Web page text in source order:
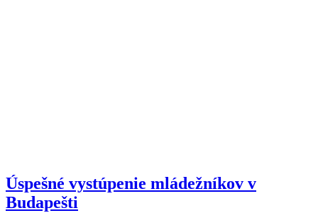
Úspešné vystúpenie mládežníkov v
Budapešti